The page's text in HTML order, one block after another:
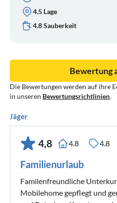
4.5 Lage
4.8 Sauberkeit
Die Bewertungen werden auf ihre
in unseren Bewertungsrichtlinien.
Bewertung
Jäger
4,8 4.8 4.8
Familienurlaub
Familenfreundliche
Mobilehome gepflegt und